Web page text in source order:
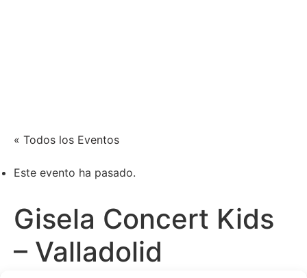
« Todos los Eventos
Este evento ha pasado.
Gisela Concert Kids
– Valladolid